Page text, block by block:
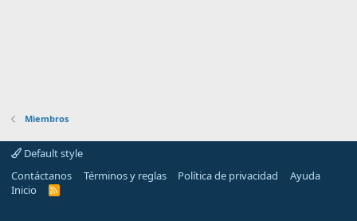
Miembros
Default style
Contáctanos
Términos y reglas Política de privacidad
Ayuda
Inicio
R